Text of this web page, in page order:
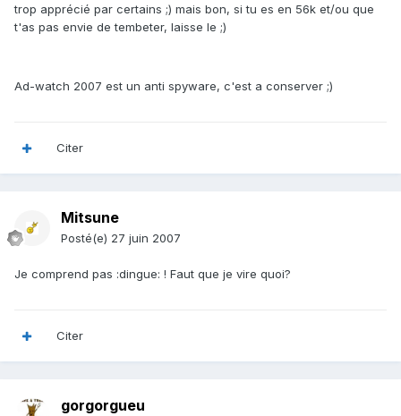
trop apprécié par certains ;) mais bon, si tu es en 56k et/ou que
t'as pas envie de tembeter, laisse le ;)
Ad-watch 2007 est un anti spyware, c'est a conserver ;)
Citer
Mitsune
Posté(e) 27 juin 2007
Je comprend pas :dingue: ! Faut que je vire quoi?
Citer
gorgorgueu